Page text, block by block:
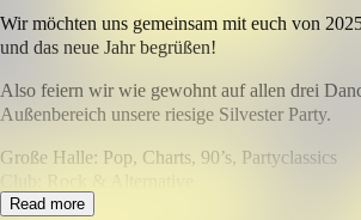
Wir möchten uns gemeinsam mit euch von
und das neue Jahr begrüßen!
Also feiern wir wie gewohnt auf allen drei
Außenbereich unsere riesige Silvester Party.
Große Halle: Pop, Charts, 90’s, Partyclassics
Club: Rock & Alternative
Bar: Soul, Funk, Beat, Oldschool HipHop
Read more